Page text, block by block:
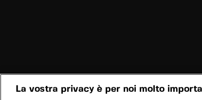
La vostra privacy è per noi molto